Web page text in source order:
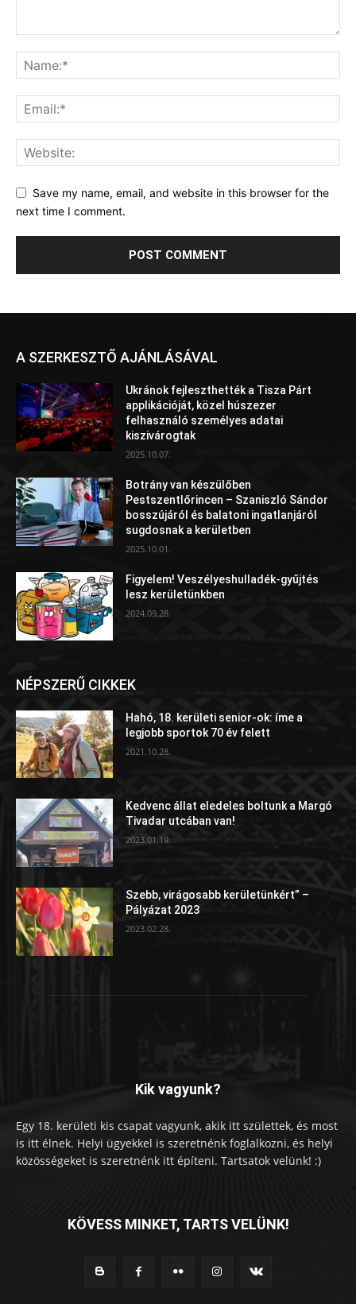
Save my name, email, and website in this browser for the
next time I comment.
A SZERKESZTŐ AJÁNLÁSÁVAL
Ukránok fejleszthették a Tisza Párt
applikációját, közel húszezer
felhasználó személyes adatai
kiszivárogtak
2025.10.07.
Botrány van készülőben
Pestszentlőrincen – Szaniszló Sándor
bosszújáról és balatoni ingatlanjáról
sugdosnak a kerületben
2025.10.01.
Figyelem! Veszélyeshulladék-gyűjtés
lesz kerületünkben
2024.09.28.
NÉPSZERŰ CIKKEK
Hahó, 18. kerületi senior-ok: íme a
legjobb sportok 70 év felett
2021.10.28.
Kedvenc állat eledeles boltunk a Margó
Tivadar utcában van!
2023.01.19.
Szebb, virágosabb kerületünkért” –
Pályázat 2023
2023.02.28.
Kik vagyunk?
Egy 18. kerületi kis csapat vagyunk, akik itt születtek, és most
is itt élnek. Helyi ügyekkel is szeretnénk foglalkozni, és helyi
közösségeket is szeretnénk itt építeni. Tartsatok velünk! :)
KÖVESS MINKET, TARTS VELÜNK!